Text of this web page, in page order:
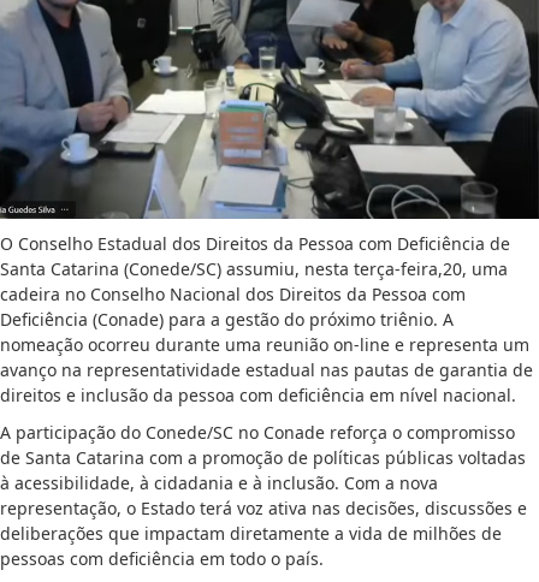
O Conselho Estadual dos Direitos da Pessoa com Deficiência de
Santa Catarina (Conede/SC) assumiu, nesta terça-feira,20, uma
cadeira no Conselho Nacional dos Direitos da Pessoa com
Deficiência (Conade) para a gestão do próximo triênio. A
nomeação ocorreu durante uma reunião on-line e representa um
avanço na representatividade estadual nas pautas de garantia de
direitos e inclusão da pessoa com deficiência em nível nacional.
A participação do Conede/SC no Conade reforça o compromisso
de Santa Catarina com a promoção de políticas públicas voltadas
à acessibilidade, à cidadania e à inclusão. Com a nova
representação, o Estado terá voz ativa nas decisões, discussões e
deliberações que impactam diretamente a vida de milhões de
pessoas com deficiência em todo o país.